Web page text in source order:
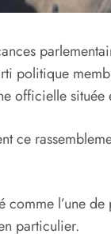
politique
officielle
ce
l’une
particulier.